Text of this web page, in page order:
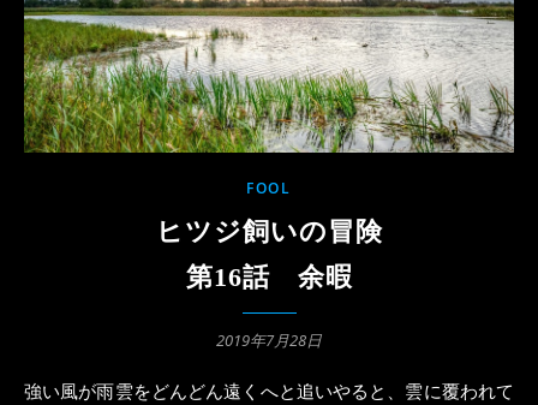
FOOL
ヒツジ飼いの冒険
第16話 余暇
2019年7月28日
強い風が雨雲をどんどん遠くへと追いやると、雲に覆われて